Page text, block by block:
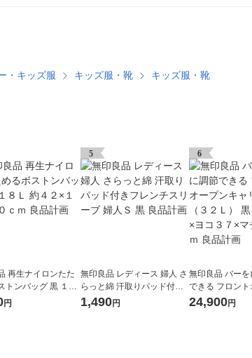
・キッズ服 キッズ服・靴 キッズ服・靴
再生ナイロンたた
トンバッグ 黒 １８
×１５×３０ｃｍ 良
円
5
無印良品 レディース 婦人 さ
らっと綿 汗取りパッド付き
フレンチスリーブ 婦人Ｓ 黒
1,490円
6
無印良品 バー
できる フロント
ャリーケース（
24,900円